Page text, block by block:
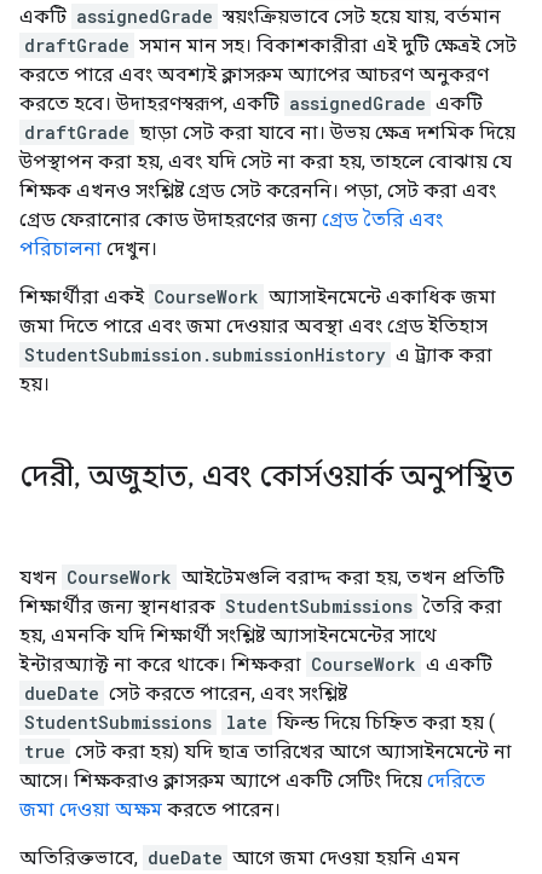
একটি assignedGrade স্বয়ংক্রিয়ভাবে সেট হয়ে যায়, বর্তমান
draftGrade সমান মান সহ। বিকাশকারীরা এই দুটি ক্ষেত্রই সেট
করতে পারে এবং অবশ্যই ক্লাসরুম অ্যাপের আচরণ অনুকরণ
করতে হবে। উদাহরণস্বরূপ, একটি assignedGrade একটি
draftGrade ছাড়া সেট করা যাবে না। উভয় ক্ষেত্র দশমিক দিয়ে
উপস্থাপন করা হয়, এবং যদি সেট না করা হয়, তাহলে বোঝায় যে
শিক্ষক এখনও সংশ্লিষ্ট গ্রেড সেট করেননি। পড়া, সেট করা এবং
গ্রেড ফেরানোর কোড উদাহরণের জন্য গ্রেড তৈরি এবং
পরিচালনা দেখুন।
শিক্ষার্থীরা একই CourseWork অ্যাসাইনমেন্টে একাধিক জমা
জমা দিতে পারে এবং জমা দেওয়ার অবস্থা এবং গ্রেড ইতিহাস
StudentSubmission.submissionHistory এ ট্র্যাক করা
হয়।
দেরী, অজুহাত, এবং কোর্সওয়ার্ক অনুপস্থিত
যখন CourseWork আইটেমগুলি বরাদ্দ করা হয়, তখন প্রতিটি
শিক্ষার্থীর জন্য স্থানধারক StudentSubmissions তৈরি করা
হয়, এমনকি যদি শিক্ষার্থী সংশ্লিষ্ট অ্যাসাইনমেন্টের সাথে
ইন্টারঅ্যাক্ট না করে থাকে। শিক্ষকরা CourseWork এ একটি
dueDate সেট করতে পারেন, এবং সংশ্লিষ্ট
StudentSubmissions
late ফিল্ড দিয়ে চিহ্নিত করা হয় (
true সেট করা হয়) যদি ছাত্র তারিখের আগে অ্যাসাইনমেন্টে না
আসে। শিক্ষকরাও ক্লাসরুম অ্যাপে একটি সেটিং দিয়ে দেরিতে
জমা দেওয়া অক্ষম করতে পারেন।
অতিরিক্তভাবে, dueDate আগে জমা দেওয়া হয়নি এমন